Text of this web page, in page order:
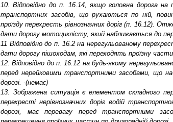
10. Відповідно до п. 16.14, якщо головна дорога на
транспортних засобів, що рухаються по ній,
проїзду перехресть рівнозначних доріг (п. 16.12).
дати дорогу мотоциклісту, який наближається до
11 Відповідно до п. 16.2 на нерегульованому
дати дорогу пішоходам, які переходять проїзну
12. Відповідно до п. 16.12 на будь-якому
перед нерейковими транспортними засобами, що
дорозі. -(немає)
13. Зображена ситуація є елементом складного
перехресті нерівнозначних доріг водій
дорозі, має перевагу перед транспортними